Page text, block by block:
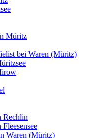
Müritz
bei Waren (Müritz)
Rechlin
Waren (Müritz)